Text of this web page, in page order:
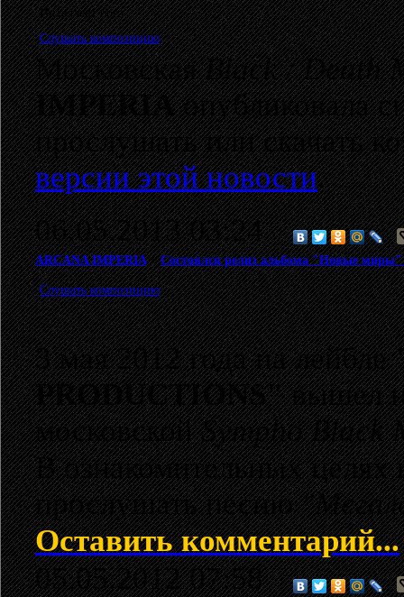
Интеллект бога
Слушать композицию
МосковскаяBlack / Death
IMPERIAопубликовала
прослушать или скачать
версии этой новости.
06.05.2013 03:24
ARCANA IMPERIA>Состоялся релиз альбома "Новые миры"
Слушать композицию
3 мая 2012 года на лейбле
PRODUCTIONS"вышел
московскойSympho Black
В ознакомительных
прослушать песню
Оставить комментарий...
05.05.2012 07:58